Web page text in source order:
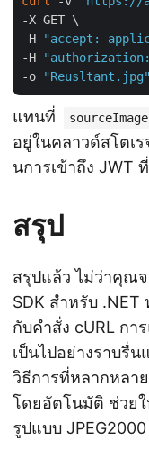
-X GET \
-H
"accept:
-H
"authorization:
-o
"Reusltant.jpg"
แทนที่ sourceImage
อยู่ในคลาวด์สโตเร
นการเข้าถึง JWT
สรุป
สรุปแล้ว ไม่ว่าคุณจ
SDK สำหรับ .NET
กับคำสั่ง cURL กา
เป็นไปอย่างราบรื่
วิธีการที่หลากหลา
โดยอัตโนมัติ ช่วย
รูปแบบ